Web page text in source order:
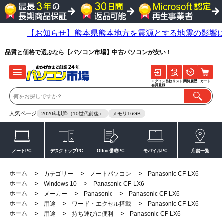
品質と価格で選ぶなら【パソコン市場】中古パソコンが安い！
人気ページ 2020年以降（10世代前後） メモリ16GB
ログイン
会員登録
比較リスト 閲覧履歴 カート
ノートPC デスクトップPC Office搭載PC モバイルPC 店舗一覧
ホーム > カテゴリー > ノートパソコン >
Panasonic CF-LX6
ホーム
> Windows 10 >
Panasonic CF-LX6
ホーム
> メーカー > Panasonic >
Panasonic CF-LX6
ホーム
> 用途 > ワード・エクセル搭載 >
Panasonic CF-LX6
ホーム
> 用途 > 持ち運びに便利 > Panasonic CF-LX6